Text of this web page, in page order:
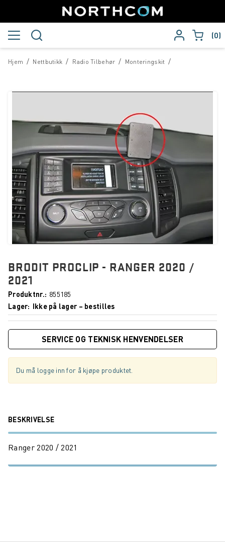
0
/
Hjem /
Nettbutikk /
Radio Tilbehør /
Monteringskit
BRODIT PROCLIP - RANGER 2020 /
2021
Produktnr.
855185
Lager
Ikke på lager – bestilles
SERVICE OG TEKNISK HENVENDELSER
Du må logge inn for å kjøpe produktet.
BESKRIVELSE
Ranger 2020 / 2021